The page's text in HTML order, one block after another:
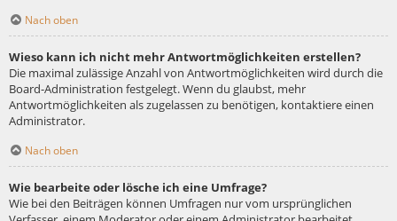
Nach oben
Wieso kann ich nicht mehr Antwortmöglichkeiten erstellen?
Die maximal zulässige Anzahl von Antwortmöglichkeiten wird durch die
Board-Administration festgelegt. Wenn du glaubst, mehr
Antwortmöglichkeiten als zugelassen zu benötigen, kontaktiere einen
Administrator.
Nach oben
Wie bearbeite oder lösche ich eine Umfrage?
Wie bei den Beiträgen können Umfragen nur vom ursprünglichen